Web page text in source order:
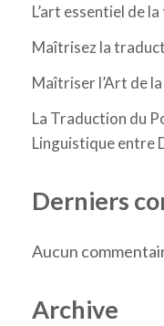
L’art essentiel de
Maîtrisez la
Maîtriser l’Art de
La Traduction du
Linguistique entre
Derniers
Aucun
Archive